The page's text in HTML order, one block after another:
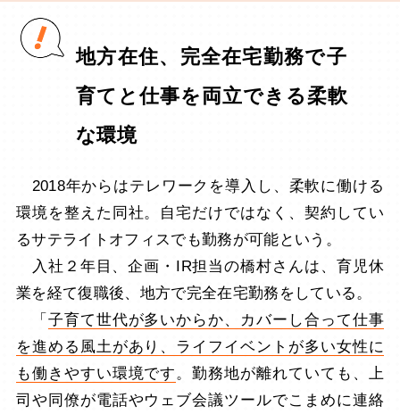
地方在住、完全在宅勤務で子
育てと仕事を両立できる柔軟
な環境
2018年からはテレワークを導入し、柔軟に働ける
環境を整えた同社。自宅だけではなく、契約してい
るサテライトオフィスでも勤務が可能という。
入社２年目、企画・IR担当の橋村さんは、育児休
業を経て復職後、地方で完全在宅勤務をしている。
「 子育て世代が多いからか、カバーし合って仕事
を進める風土があり、ライフイベントが多い女性に
も働きやすい環境です。勤務地が離れていても、上
司や同僚が電話やウェブ会議ツールでこまめに連絡